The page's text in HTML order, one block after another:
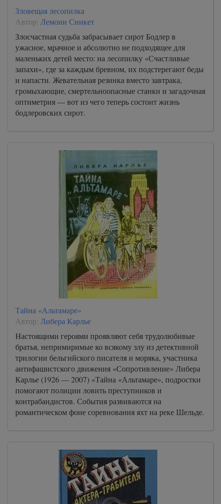
Зловещая лесопилка
Автор: Лемони Сникет
Злосчастная судьба забрасывает сирот Бодлер в
ужасное, мрачное и абсолютно не подходящее для
маленьких детей место: на лесопилку «Счастливые
запахи», где за каждым бревном, их подстерегают беды
и напасти. Жевательная резинка вместо завтрака,
громыхающие, смертельноопасные станки и загадочная
оптиметрия — вот из чего теперь состоит жизнь
бодлеровских сирот.
Тайна «Альтамаре»
Автор: Либера Карлье
Настоящими героями проявляют себя трудолюбивые
братья, непримиримые ко всякому злу из детективной
трилогии бельгийского писателя и моряка, участника
антифашистского движения «Сопротивление» Либера
Карлье (1926 — 2007) «Тайна «Альтамаре», подростки
помогают полиции ловить преступников и
контрабандистов. События развиваются на
романтическом фоне соревнования яхт на реке Шельде.